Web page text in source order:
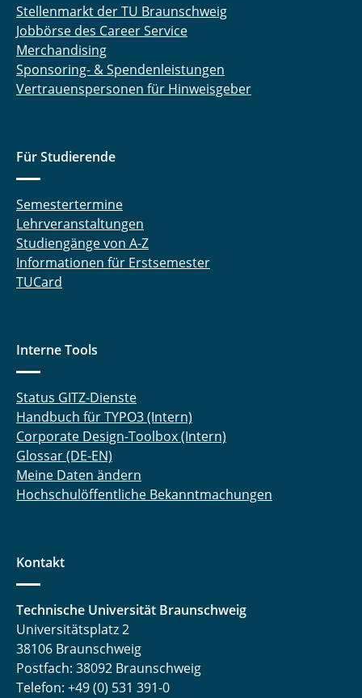
Stellenmarkt der TU Braunschweig
Jobbörse des Career Service
Merchandising
Sponsoring- & Spendenleistungen
Vertrauenspersonen für Hinweisgeber
Für Studierende
Semestertermine
Lehrveranstaltungen
Studiengänge von A-Z
Informationen für Erstsemester
TUCard
Interne Tools
Status GITZ-Dienste
Handbuch für TYPO3 (Intern)
Corporate Design-Toolbox (Intern)
Glossar (DE-EN)
Meine Daten ändern
Hochschulöffentliche Bekanntmachungen
Kontakt
Technische Universität Braunschweig
Universitätsplatz 2
38106 Braunschweig
Postfach: 38092 Braunschweig
Telefon: +49 (0) 531 391-0